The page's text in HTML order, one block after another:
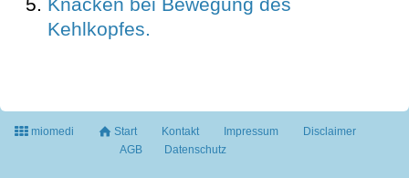
Kehlkopfes.
miomedi Start Kontakt Impressum
Disclaimer
AGB
Datenschutz